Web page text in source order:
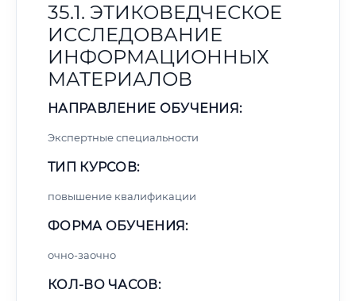
35.1. ЭТИКОВЕДЧЕСКОЕ
ИССЛЕДОВАНИЕ
ИНФОРМАЦИОННЫХ
МАТЕРИАЛОВ
НАПРАВЛЕНИЕ ОБУЧЕНИЯ:
Экспертные специальности
ТИП КУРСОВ:
повышение квалификации
ФОРМА ОБУЧЕНИЯ:
очно-заочно
КОЛ-ВО ЧАСОВ: